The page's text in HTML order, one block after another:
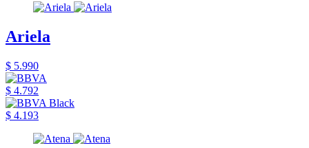
Ariela
$ 5.990
$ 4.792
$ 4.193